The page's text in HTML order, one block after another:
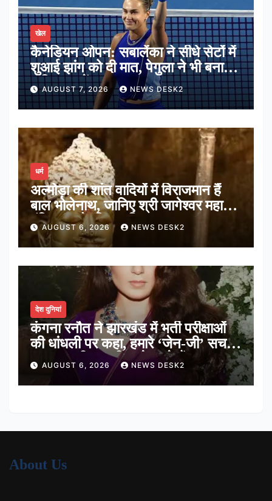
खेल
कैनेडियन ओपन: सबालेंका ने सीधे सेटों में
शुआई झांग को दी मात, पेगुला ने भी बनाई
अंतिम 16 में जगह
AUGUST 7, 2026 NEWS DESK2
धर्म
अल्मोड़ा की शांत वादियों में विराजमान हैं
बाल भोलेनाथ, जानिए श्री जागेश्वर महादेव
मंदिर का पौराणिक इतिहास
AUGUST 6, 2026 NEWS DESK2
देश दुनियां
कंगना रनौत ने झारखंड में भर्ती परीक्षाओं
की धांधली पर कहा, हमारे ‘जेन-जी’ सच में
हर तरह की तकलीफ झेल रहे हैं
AUGUST 6, 2026 NEWS DESK2
About Us